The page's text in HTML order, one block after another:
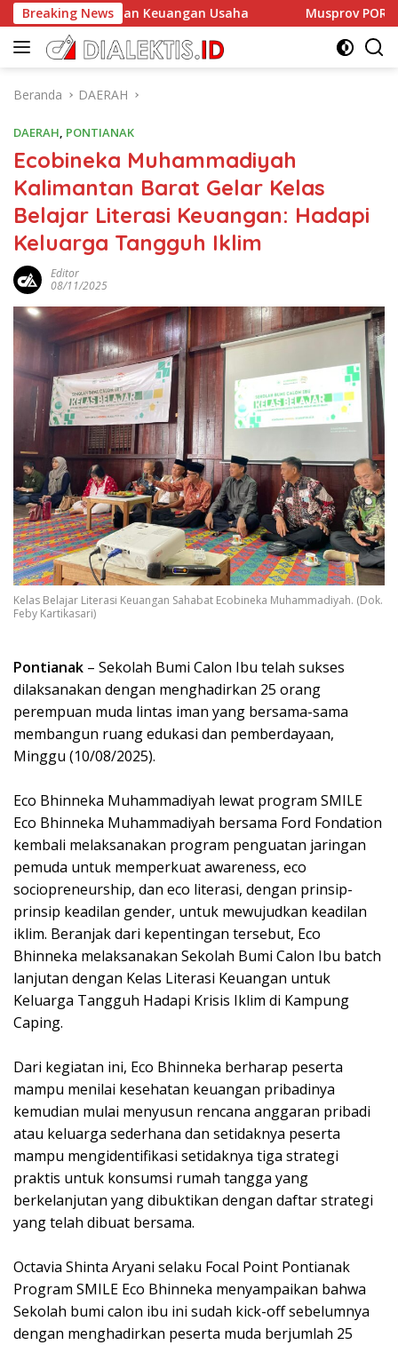
Langsung
ke
konten
Breaking News
Keuangan Usaha Musprov PORSEROSI
Beranda DAERAH
DAERAH, PONTIANAK
Ecobineka Muhammadiyah
Kalimantan Barat Gelar Kelas
Belajar Literasi Keuangan: Hadapi
Keluarga Tangguh Iklim
Editor
08/11/2025
Kelas Belajar Literasi Keuangan Sahabat Ecobineka Muhammadiyah. (Dok.
Feby Kartikasari)
Pontianak – Sekolah Bumi Calon Ibu telah sukses
dilaksanakan dengan menghadirkan 25 orang
perempuan muda lintas iman yang bersama-sama
membangun ruang edukasi dan pemberdayaan,
Minggu (10/08/2025).
Eco Bhinneka Muhammadiyah lewat program SMILE
Eco Bhinneka Muhammadiyah bersama Ford Fondation
kembali melaksanakan program penguatan jaringan
pemuda untuk memperkuat awareness, eco
sociopreneurship, dan eco literasi, dengan prinsip-
prinsip keadilan gender, untuk mewujudkan keadilan
iklim. Beranjak dari kepentingan tersebut, Eco
Bhinneka melaksanakan Sekolah Bumi Calon Ibu batch
lanjutan dengan Kelas Literasi Keuangan untuk
Keluarga Tangguh Hadapi Krisis Iklim di Kampung
Caping.
Dari kegiatan ini, Eco Bhinneka berharap peserta
mampu menilai kesehatan keuangan pribadinya
kemudian mulai menyusun rencana anggaran pribadi
atau keluarga sederhana dan setidaknya peserta
mampu mengidentifikasi setidaknya tiga strategi
praktis untuk konsumsi rumah tangga yang
berkelanjutan yang dibuktikan dengan daftar strategi
yang telah dibuat bersama.
Octavia Shinta Aryani selaku Focal Point Pontianak
Program SMILE Eco Bhinneka menyampaikan bahwa
Sekolah bumi calon ibu ini sudah kick-off sebelumnya
dengan menghadirkan peserta muda berjumlah 25